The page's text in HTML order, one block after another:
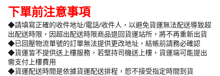
下單前注意事項
◆請填寫正確的收件地址/電話/收件人，以避免貨運無法配送導致超
出配送時限，因超出配送時限商品退回貨運站所，將不再重新出貨
◆已回壓物流單號的訂單無法提供更改地址，結帳前請務必確認
◆貨運皆不提供送上樓服務，若堅持司機送上樓，貨運端可能提出
需支付上樓費用
◆貨運配送時間是依據貨運配送排程，恕不接受指定時間到貨